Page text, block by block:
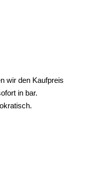
wir den Kaufpreis
in bar.